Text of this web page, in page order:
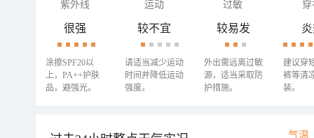
紫外线 运动 过敏 穿
很强
涂擦SPF20以
上，PA++护肤
品，避强光。
较不宜
请适当减少运动
时间并降低运动
强度。
较易发
外出需远离过敏
源，适当采取防
护措施。
建议穿
裤等清
装。
气温